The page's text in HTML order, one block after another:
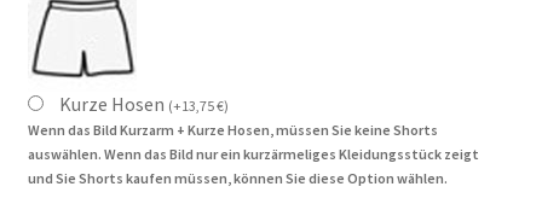
Kurze Hosen (+13,75€)
Wenn das Bild Kurzarm + Kurze Hosen, müssen Sie keine Shorts
auswählen. Wenn das Bild nur ein kurzärmeliges Kleidungsstück zeigt
und Sie Shorts kaufen müssen, können Sie diese Option wählen.